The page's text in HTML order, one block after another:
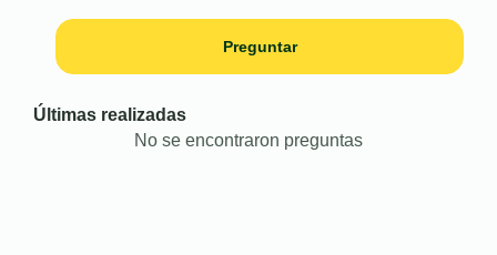
Preguntar
Últimas realizadas
No se encontraron preguntas